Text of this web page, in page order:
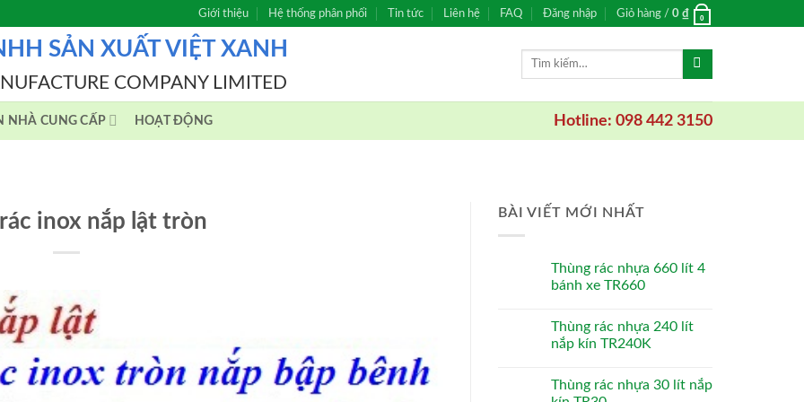
Giới thiệu Hệ thống phân phối Tin tức Liên hệ FAQ Đăng nhập Giỏ hàng / 0 ₫ 0
SẢN XUẤT VIỆT XANH
COMPANY LIMITED
Tìm
NHÀ CUNG CẤP HOẠT ĐỘNG Hotline: 098 442 3150
inox nắp lật tròn BÀI VIẾT MỚI NHẤT
Thùng rác nhựa 660 lít 4
bánh xe TR660
Thùng rác nhựa 240 lít
nắp kín TR240K
Thùng rác nhựa 30 lít nắp